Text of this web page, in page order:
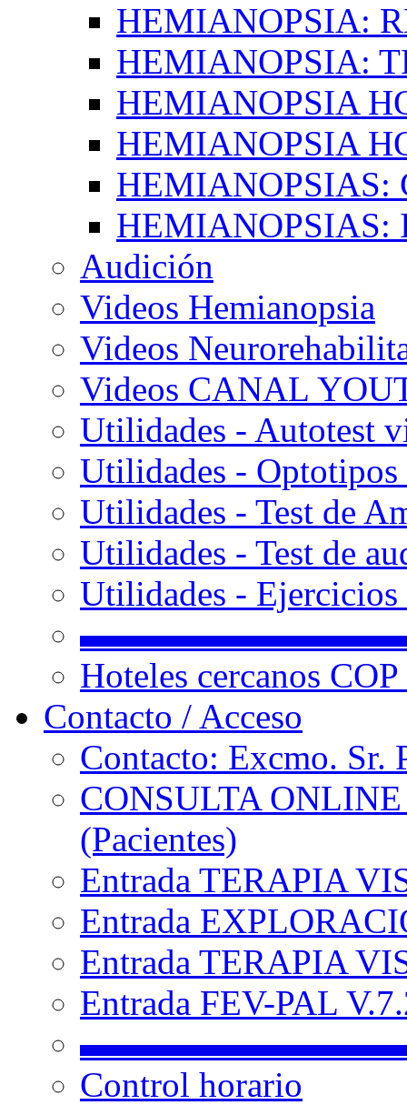
HEMIANOPSIA:
HEMIANOPSIA:
HEMIANOPSIA
HEMIANOPSIA
HEMIANOPSIAS:
HEMIANOPSIAS:
Audición
Videos Hemianopsia
Videos
Videos CANAL
Utilidades - Autotest
Utilidades -
Utilidades - Test de
Utilidades - Test de
Utilidades -
Hoteles cercanos
Contacto / Acceso
Contacto: Excmo. Sr.
CONSULTA
(Pacientes)
Entrada TERAPIA
Entrada
Entrada TERAPIA
Entrada FEV-PAL
Control horario